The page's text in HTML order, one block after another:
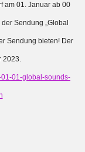
am 01. Januar ab 00
Sendung „Global
Sendung bieten! Der
01-global-sounds-